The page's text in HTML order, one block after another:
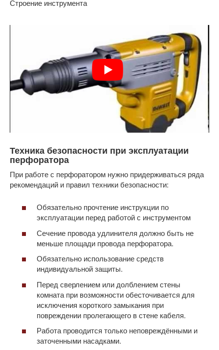
Строение инструмента
Техника безопасности при эксплуатации
перфоратора
При работе с перфоратором нужно придерживаться ряда
рекомендаций и правил техники безопасности:
Обязательно прочтение инструкции по
эксплуатации перед работой с инструментом
Сечение провода удлинителя должно быть не
меньше площади провода перфоратора.
Обязательно использование средств
индивидуальной защиты.
Перед сверлением или долблением стены
комната при возможности обесточивается для
исключения короткого замыкания при
повреждении пролегающего в стене кабеля.
Работа проводится только неповреждёнными и
заточенными насадками.